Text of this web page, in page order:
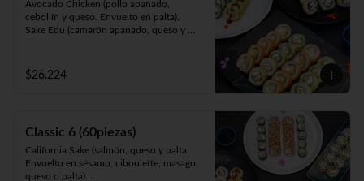
Avocado Chicken (pollo apanado,
cebollín y queso. Envuelto en palta).
Sake Edu (camarón apanado, queso y
Envuelto en ciboulette, sésamo, masago,
palta o queso).
en panko).
$26.224
Classic 6 (60piezas)
California Sake (salmón, queso y palta.
Envuelto en sésamo, ciboulette, masago,
queso o palta).